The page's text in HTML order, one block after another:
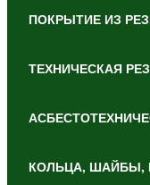
ПОКРЫТИЕ ИЗ
ТЕХНИЧЕСКАЯ
КОЛЬЦА,